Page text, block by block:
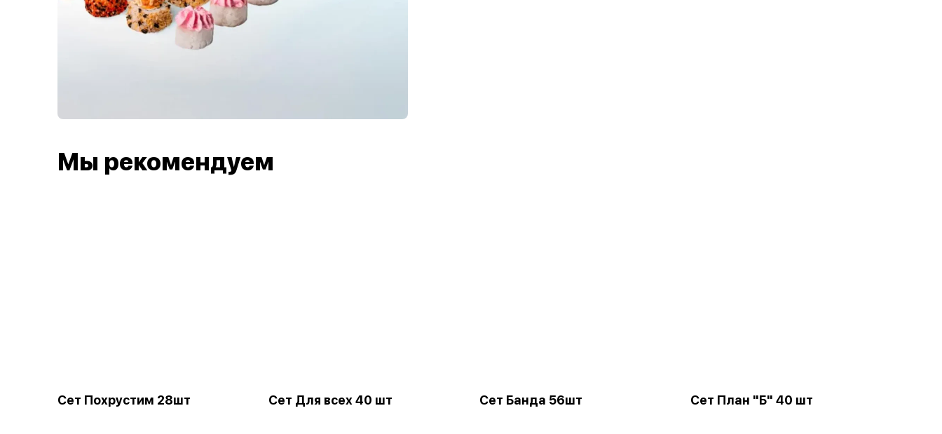
Мы рекомендуем
Сет Похрустим 28шт Сет Для всех 40 шт Сет Банда 56шт Сет План "Б" 40 шт